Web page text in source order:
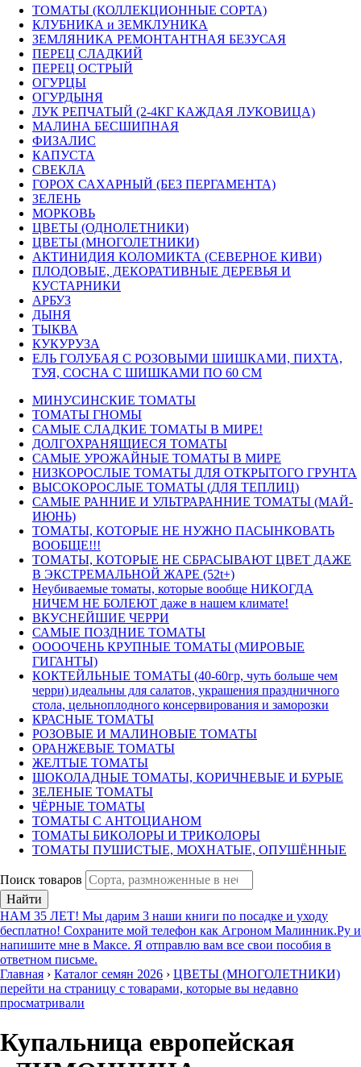
ТОМАТЫ (КОЛЛЕКЦИОННЫЕ СОРТА)
КЛУБНИКА и ЗЕМКЛУНИКА
ЗЕМЛЯНИКА РЕМОНТАНТНАЯ БЕЗУСАЯ
ПЕРЕЦ СЛАДКИЙ
ПЕРЕЦ ОСТРЫЙ
ОГУРЦЫ
ОГУРДЫНЯ
ЛУК РЕПЧАТЫЙ (2-4КГ КАЖДАЯ ЛУКОВИЦА)
МАЛИНА БЕСШИПНАЯ
ФИЗАЛИС
КАПУСТА
СВЕКЛА
ГОРОХ САХАРНЫЙ (БЕЗ ПЕРГАМЕНТА)
ЗЕЛЕНЬ
МОРКОВЬ
ЦВЕТЫ (ОДНОЛЕТНИКИ)
ЦВЕТЫ (МНОГОЛЕТНИКИ)
АКТИНИДИЯ КОЛОМИКТА (СЕВЕРНОЕ КИВИ)
ПЛОДОВЫЕ, ДЕКОРАТИВНЫЕ ДЕРЕВЬЯ И
КУСТАРНИКИ
АРБУЗ
ДЫНЯ
ТЫКВА
КУКУРУЗА
ЕЛЬ ГОЛУБАЯ С РОЗОВЫМИ ШИШКАМИ, ПИХТА,
ТУЯ, СОСНА С ШИШКАМИ ПО 60 СМ
МИНУСИНСКИЕ ТОМАТЫ
ТОМАТЫ ГНОМЫ
САМЫЕ СЛАДКИЕ ТОМАТЫ В МИРЕ!
ДОЛГОХРАНЯЩИЕСЯ ТОМАТЫ
САМЫЕ УРОЖАЙНЫЕ ТОМАТЫ В МИРЕ
НИЗКОРОСЛЫЕ ТОМАТЫ ДЛЯ ОТКРЫТОГО ГРУНТА
ВЫСОКОРОСЛЫЕ ТОМАТЫ (ДЛЯ ТЕПЛИЦ)
САМЫЕ РАННИЕ И УЛЬТРАРАННИЕ ТОМАТЫ (МАЙ-
ИЮНЬ)
ТОМАТЫ, КОТОРЫЕ НЕ НУЖНО ПАСЫНКОВАТЬ
ВООБЩЕ!!!
ТОМАТЫ, КОТОРЫЕ НЕ СБРАСЫВАЮТ ЦВЕТ ДАЖЕ
В ЭКСТРЕМАЛЬНОЙ ЖАРЕ (52t+)
Неубиваемые томаты, которые вообще НИКОГДА
НИЧЕМ НЕ БОЛЕЮТ даже в нашем климате!
ВКУСНЕЙШИЕ ЧЕРРИ
САМЫЕ ПОЗДНИЕ ТОМАТЫ
ООООЧЕНЬ КРУПНЫЕ ТОМАТЫ (МИРОВЫЕ
ГИГАНТЫ)
КОКТЕЙЛЬНЫЕ ТОМАТЫ (40-60гр, чуть больше чем
черри) идеальны для салатов, украшения праздничного
стола, цельноплодного консервирования и заморозки
КРАСНЫЕ ТОМАТЫ
РОЗОВЫЕ И МАЛИНОВЫЕ ТОМАТЫ
ОРАНЖЕВЫЕ ТОМАТЫ
ЖЕЛТЫЕ ТОМАТЫ
ШОКОЛАДНЫЕ ТОМАТЫ, КОРИЧНЕВЫЕ И БУРЫЕ
ЗЕЛЕНЫЕ ТОМАТЫ
ЧЁРНЫЕ ТОМАТЫ
ТОМАТЫ С АНТОЦИАНОМ
ТОМАТЫ БИКОЛОРЫ И ТРИКОЛОРЫ
ТОМАТЫ ПУШИСТЫЕ, МОХНАТЫЕ, ОПУШЁННЫЕ
Поиск товаров
Найти
НАМ 35 ЛЕТ! Мы дарим 3 наши книги по посадке и уходу
бесплатно! Сохраните мой телефон как Агроном Малинник.Ру и
напишите мне в Максе. Я отправлю вам все свои пособия в
ответном письме.
Главная › Каталог семян 2026 › ЦВЕТЫ (МНОГОЛЕТНИКИ)
перейти на страницу с товарами, которые вы недавно
просматривали
Купальница европейская